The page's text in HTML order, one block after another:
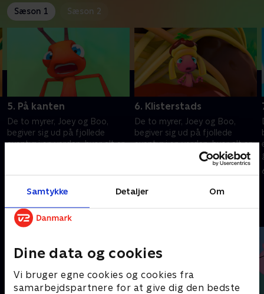
Samtykke Detaljer Om
Dine data og cookies
Vi bruger egne cookies og cookies fra
samarbejdspartnere for at give dig den bedste
Sæson 1 Sæson 2
5. På kanten
De to myrer, Joey og Boo,
begiver sig ud på fjollede
eventyr i en verden, hvor alt er
sjældent går deres vej.
6. Klisterstads
De to myrer, Joey og Boo,
begiver sig ud på fjollede
eventyr i en verden, hvor alt er
gigantisk. De er evige
optimister, selvom tingene
sjældent går deres vej.
Andre så også